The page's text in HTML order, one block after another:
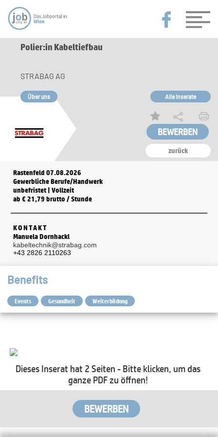
Polier:in Kabeltiefbau
zurück
STRABAG AG
Über uns Alle Inserate
Rastenfeld 07.08.2026
Gewerbliche Berufe/Handwerk
unbefristet | Vollzeit
ab € 21,79 brutto / Stunde
KONTAKT
Manuela Dornhackl
kabeltechnik@strabag.com
+43 2826 2110263
Benefits
Events Gesundheit Weiterbildung
Dieses Inserat hat 2 Seiten - Bitte klicken, um das
ganze PDF zu öffnen!